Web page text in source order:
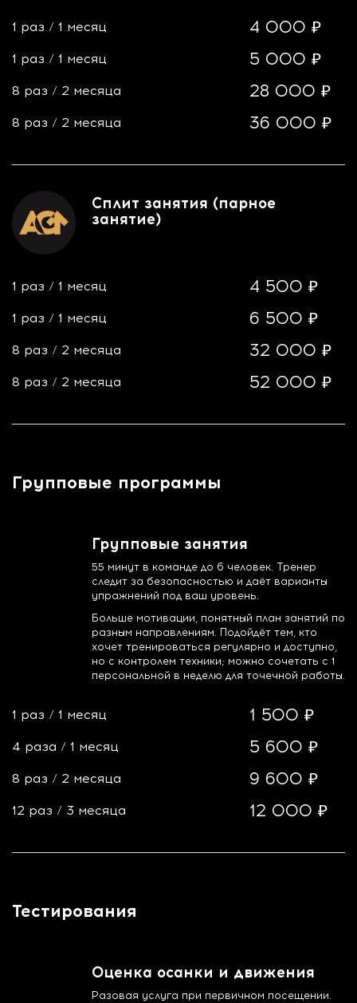
1 раз / 1 месяц 4 000 ₽
1 раз / 1 месяц 5 000 ₽
8 раз / 2 месяца 28 000 ₽
8 раз / 2 месяца 36 000 ₽
Сплит занятия (парное
занятие)
1 раз / 1 месяц 4 500 ₽
1 раз / 1 месяц 6 500 ₽
8 раз / 2 месяца 32 000 ₽
8 раз / 2 месяца 52 000 ₽
Групповые программы
Групповые занятия
55 минут в команде до 6 человек. Тренер
следит за безопасностью и даёт варианты
упражнений под ваш уровень.
Больше мотивации, понятный план занятий по
разным направлениям. Подойдёт тем, кто
хочет тренироваться регулярно и доступно,
но с контролем техники; можно сочетать с 1
персональной в неделю для точечной работы.
1 раз / 1 месяц 1 500 ₽
4 раза / 1 месяц 5 600 ₽
8 раз / 2 месяца 9 600 ₽
12 раз / 3 месяца 12 000 ₽
Тестирования
Оценка осанки и движения
Разовая услуга при первичном посещении.